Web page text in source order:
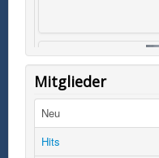
Mitglieder
Neu
Hits